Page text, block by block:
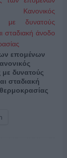
επομένων
δυνατούς
σταδιακή